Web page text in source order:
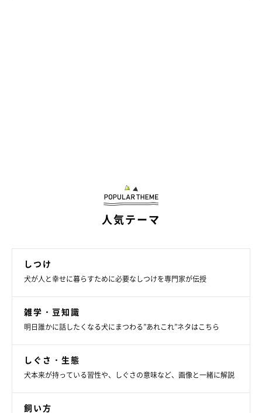
人気テーマ
しつけ
犬が人と幸せに暮らすために必要なしつけを専門家が伝授
雑学・豆知識
明日誰かに話したくなる犬にまつわる”あれこれ”ネタはこちら
しぐさ・生態
犬本来が持っている習性や、しぐさの意味など、画像と一緒に解説
飼い方